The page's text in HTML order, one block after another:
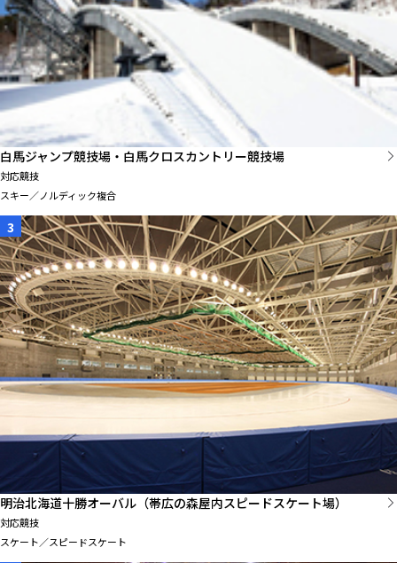
白馬ジャンプ競技場・白馬クロスカントリー競技場
対応競技
スキー／ノルディック複合
3
明治北海道十勝オーバル（帯広の森屋内スピードスケート場）
対応競技
スケート／スピードスケート